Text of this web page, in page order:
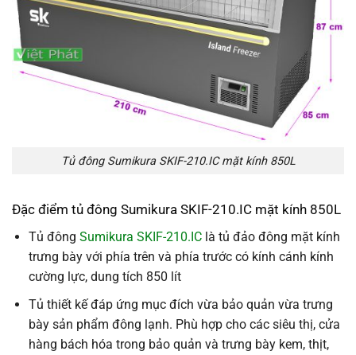
Tủ đông Sumikura SKIF-210.IC mặt kính 850L
Đặc điểm tủ đông Sumikura SKIF-210.IC mặt kính 850L
Tủ đông Sumikura SKIF-210.IClà tủ đảo đông mặt kính
trưng bày với phía trên và phía trước có kính cánh kính
cường lực, dung tích 850 lít
Tủ thiết kế đáp ứng mục đích vừa bảo quản vừa trưng
bày sản phẩm đông lạnh. Phù hợp cho các siêu thị, cửa
hàng bách hóa trong bảo quản và trưng bày kem, thịt,